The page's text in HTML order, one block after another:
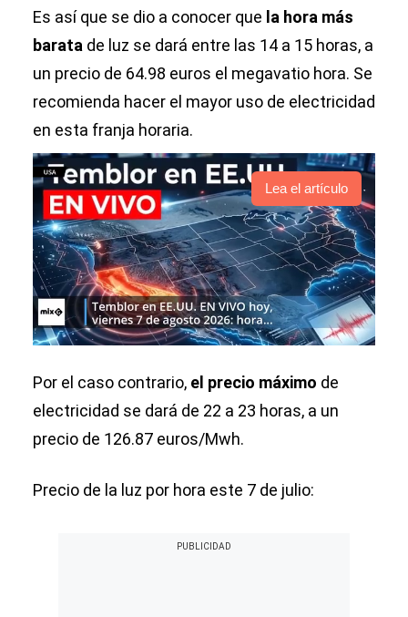
Es así que se dio a conocer que la hora más
barata de luz se dará entre las 14 a 15 horas, a
un precio de 64.98 euros el megavatio hora. Se
recomienda hacer el mayor uso de electricidad
en esta franja horaria.
Lea el artículo
Por el caso contrario, el precio máximo de
electricidad se dará de 22 a 23 horas, a un
precio de 126.87 euros/Mwh.
Precio de la luz por hora este 7 de julio: